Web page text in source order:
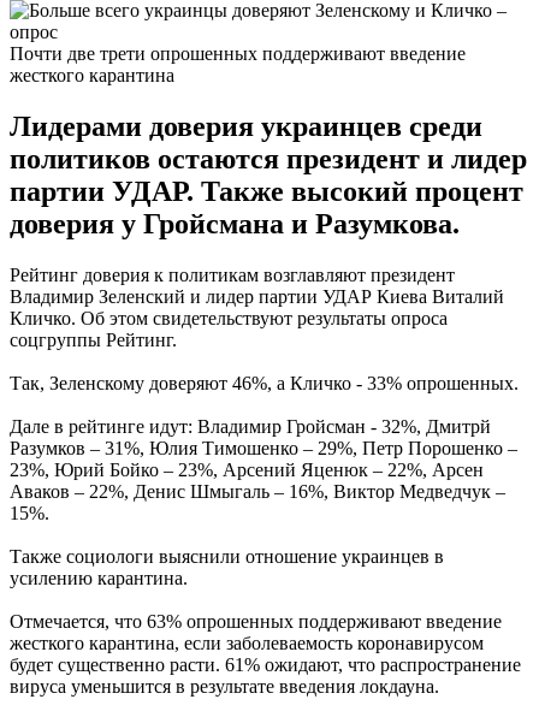
Почти две трети опрошенных поддерживают введение
жесткого карантина
Лидерами доверия украинцев среди
политиков остаются президент и лидер
партии УДАР. Также высокий процент
доверия у Гройсмана и Разумкова.
Рейтинг доверия к политикам возглавляют президент
Владимир Зеленский и лидер партии УДАР Киева Виталий
Кличко. Об этом свидетельствуют результаты опроса
соцгруппы Рейтинг.
Так, Зеленскому доверяют 46%, а Кличко - 33% опрошенных.
Дале в рейтинге идут: Владимир Гройсман - 32%, Дмитрй
Разумков – 31%, Юлия Тимошенко – 29%, Петр Порошенко –
23%, Юрий Бойко – 23%, Арсений Яценюк – 22%, Арсен
Аваков – 22%, Денис Шмыгаль – 16%, Виктор Медведчук –
15%.
Также социологи выяснили отношение украинцев в
усилению карантина.
Отмечается, что 63% опрошенных поддерживают введение
жесткого карантина, если заболеваемость коронавирусом
будет существенно расти. 61% ожидают, что распространение
вируса уменьшится в результате введения локдауна.